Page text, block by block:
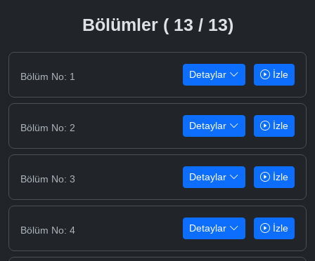
Bölümler ( 13 / 13)
Bölüm No: 1 Detaylar İzle
Bölüm No: 2 Detaylar İzle
Bölüm No: 3 Detaylar İzle
Bölüm No: 4 Detaylar İzle